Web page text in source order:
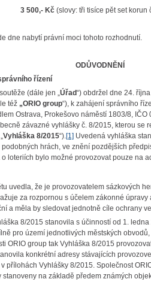
3 500,‐ Kč(slovy: tři tisíce pět set korun
dne nabytí právní moci tohoto rozhodnutí.
ODŮVODNĚNÍ
řízení
(dále jen „Úřad“) obdržel dne 24.
též „ORIO group“), k zahájení správního
Ostrava, Prokešovo náměstí 1803/8, IČO
závazné vyhlášky č. 8/2015, kterou
Vyhláška 8/2015“).[1] Uvedená vyhláška
hrách, ve znění pozdějších
loteriích bylo možné provozovat pouze na
uvedla, že je provozovatelem sázkových
za rozpornou s účelem zákonné
a měla by sledovat jednotně cíle ochrany
8/2015 stanovila s účinností od 1.
pro území jednotlivých městských
ORIO group tak Vyhláška 8/2015
konkrétní adresy stávajících
přílohách Vyhlášky 8/2015. Společnost
na základě předem známých